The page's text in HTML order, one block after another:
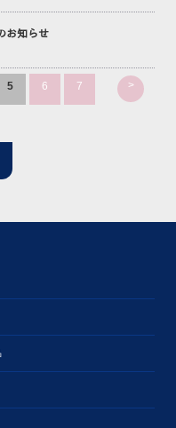
お知らせ
5 6 7 >